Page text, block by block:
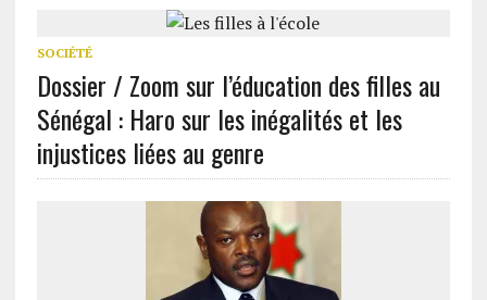
SOCIÉTÉ
Dossier / Zoom sur l’éducation des filles au
Sénégal : Haro sur les inégalités et les
injustices liées au genre